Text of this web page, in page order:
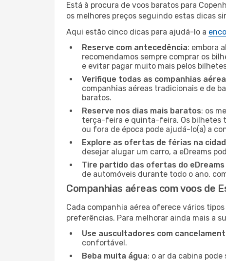
Está à procura de voos baratos para
os melhores preços seguindo estas dicas
Aqui estão cinco dicas para ajudá-lo a
Reserve com antecedência: embora
recomendamos sempre comprar os
e evitar pagar muito mais pelos
Verifique todas as companhias
companhias aéreas tradicionais e de
baratos.
Reserve nos dias mais baratos: os
terça-feira e quinta-feira. Os bilhetes
ou fora de época pode ajudá-lo(a) a
Explore as ofertas de férias na
desejar alugar um carro, a eDreams
Tire partido das ofertas do eDreams
de automóveis durante todo o ano,
Companhias aéreas com voos de
Cada companhia aérea oferece vários
preferências. Para melhorar ainda mais a
Use auscultadores com
confortável.
Beba muita água: o ar da cabina